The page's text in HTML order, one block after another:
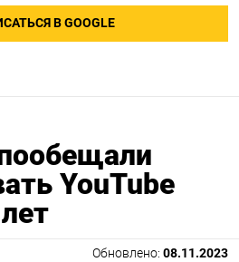
В GOOGLE
YouTube
Обновлено: 08.11.2023